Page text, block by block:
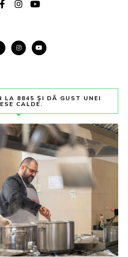
LA 8845 ȘI DĂ GUST UNEI
CALDE.